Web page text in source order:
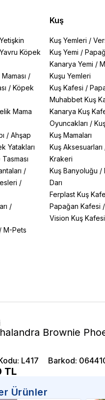
Yetişkin
Yavru Köpek
/
/Köpek
Mama
/Ahşap
Yatakları
/
/
/
/M-Pets
Kuş
Kuş Yemleri /
Kuş Yemi /
Kanarya Yemi /
Kuşu Yemleri
Kuş Kafesi /
Muhabbet Kuş
Kanarya Kuş
Oyuncakları /
Kuş Mamaları
Kuş Aksesuarları
Krakeri
Kuş Banyoluğu /
Darı
Ferplast Kuş
Papağan Kafesi /
Vision Kuş Kafesi
Brownie
: L417 Barkod:
TL
Ürünler